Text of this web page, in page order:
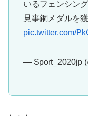
いるフェンシン
見事銅メダルを獲
pic.twitter.com/
— Sport_2020jp